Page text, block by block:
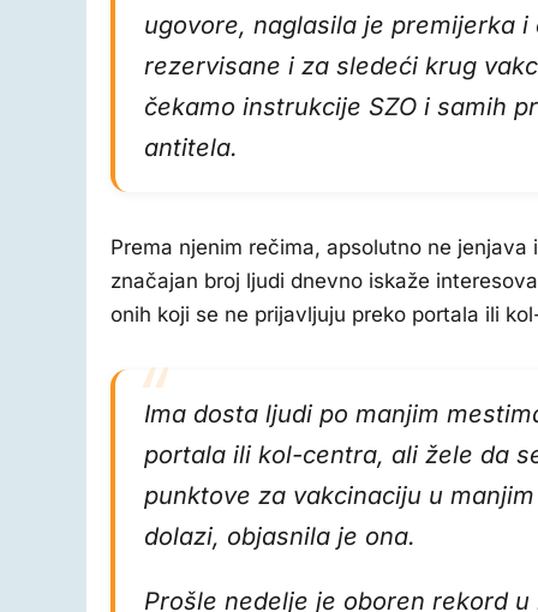
ugovore, naglasila je premijerka
rezervisane i za sledeći krug
čekamo instrukcije SZO i samih
antitela.
Prema njenim rečima, apsolutno ne
značajan broj ljudi dnevno iskaže
onih koji se ne prijavljuju preko portala ili
Ima dosta ljudi po manjim
portala ili kol-centra, ali žele da
punktove za vakcinaciju u
dolazi, objasnila je ona.
Prošle nedelje je oboren rekord